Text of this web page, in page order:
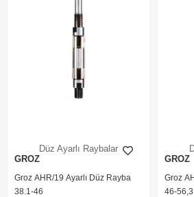
Düz Ayarlı Raybalar
GROZ
Groz AHR/19 Ayarlı Düz Rayba
38.1-46
GROZ
Groz
46-56,3